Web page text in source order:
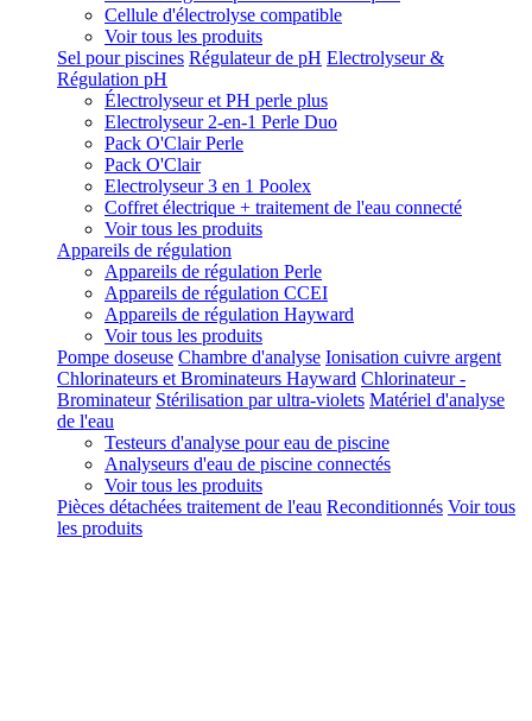
Cellule d'électrolyse compatible
Voir tous les produits
Sel pour piscines Régulateur de pH Electrolyseur &
Régulation pH
Électrolyseur et PH perle plus
Electrolyseur 2-en-1 Perle Duo
Pack O'Clair Perle
Pack O'Clair
Electrolyseur 3 en 1 Poolex
Coffret électrique + traitement de l'eau connecté
Voir tous les produits
Appareils de régulation
Appareils de régulation Perle
Appareils de régulation CCEI
Appareils de régulation Hayward
Voir tous les produits
Pompe doseuse Chambre d'analyse Ionisation cuivre argent
Chlorinateurs et Brominateurs Hayward Chlorinateur -
Brominateur Stérilisation par ultra-violets Matériel d'analyse
de l'eau
Testeurs d'analyse pour eau de piscine
Analyseurs d'eau de piscine connectés
Voir tous les produits
Pièces détachées traitement de l'eau Reconditionnés Voir tous
les produits